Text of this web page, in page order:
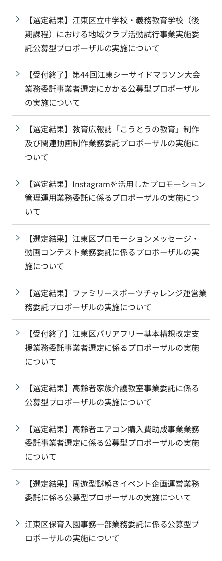
【選定結果】江東区立中学校・義務教育学校（後
期課程）における地域クラブ活動試行事業実施委
託公募型プロポーザルの実施について
【受付終了】第44回江東シーサイドマラソン大会
業務委託事業者選定にかかる公募型プロポーザル
の実施について
【選定結果】教育広報誌「こうとうの教育」制作
及び関連動画制作業務委託プロポーザルの実施に
ついて
【選定結果】Instagramを活用したプロモーション
管理運用業務委託に係るプロポーザルの実施につ
いて
【選定結果】江東区プロモーションメッセージ・
動画コンテスト業務委託に係るプロポーザルの実
施について
【選定結果】ファミリースポーツチャレンジ運営業
務委託プロポーザルの実施について
【受付終了】江東区バリアフリー基本構想改定支
援業務委託事業者選定に係るプロポーザルの実施
について
【選定結果】高齢者家族介護教室事業委託に係る
公募型プロポーザルの実施について
【選定結果】高齢者エアコン購入費助成事業業務
委託事業者選定に係る公募型プロポーザルの実施
について
【選定結果】周遊型謎解きイベント企画運営業務
委託に係る公募型プロポーザルの実施について
江東区保育入園事務一部業務委託に係る公募型プ
ロポーザルの実施について